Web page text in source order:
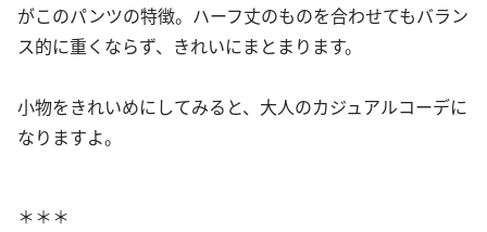
がこのパンツの特徴。ハーフ丈のものを合わせてもバラン
ス的に重くならず、きれいにまとまります。
小物をきれいめにしてみると、大人のカジュアルコーデに
なりますよ。
＊＊＊